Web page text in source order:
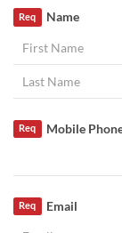
Name
Req
Mobile
Req
Email
Req